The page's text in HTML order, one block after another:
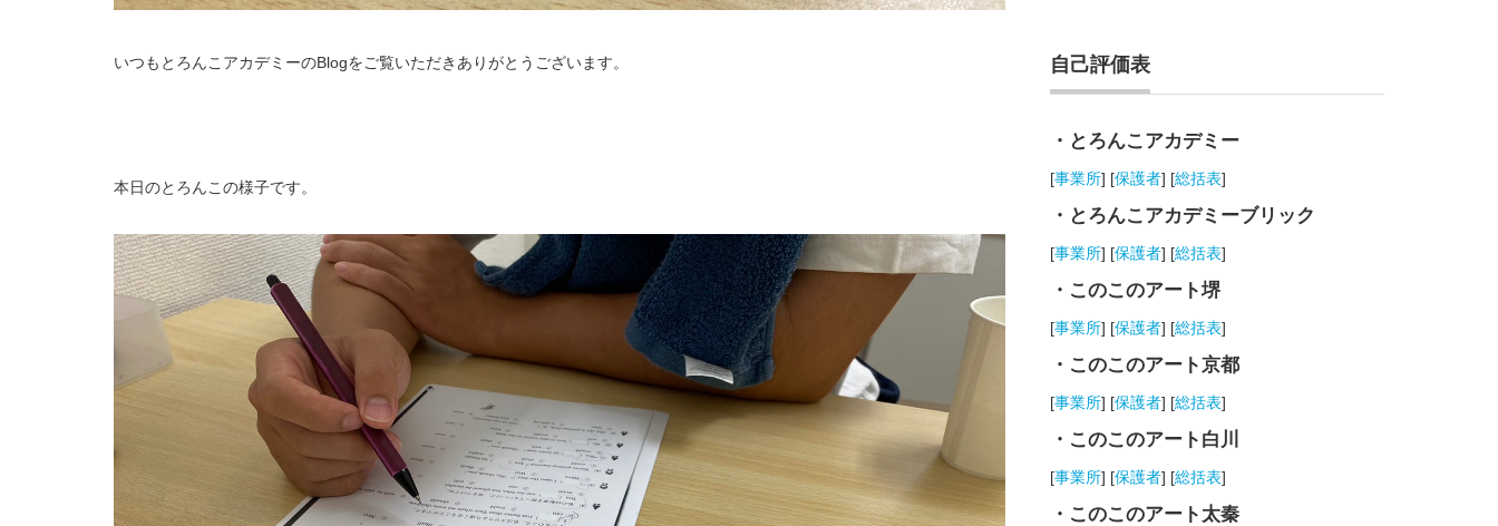
いつもとろんこアカデミーのBlogをご覧いただきありがとうございます。
本日のとろんこの様子です。
自己評価表
・とろんこアカデミー
[事業所] [保護者] [総括表]
・とろんこアカデミーブリック
[事業所] [保護者] [総括表]
・このこのアート堺
[事業所] [保護者] [総括表]
・このこのアート京都
[事業所] [保護者] [総括表]
・このこのアート白川
[事業所] [保護者] [総括表]
・このこのアート太秦